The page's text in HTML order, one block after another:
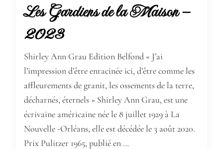
Les Gardiens de la Maison –
2023
Shirley Ann Grau Edition Belfond « J’ai
l’impression d’être enracinée ici, d’être comme les
affleurements de granit, les ossements de la terre,
décharnés, éternels » Shirley Ann Grau, est une
écrivaine américaine née le 8 juillet 1929 à La
Nouvelle -Orléans, elle est décédée le 3 août 2020.
Prix Pulitzer 1965, publié en …